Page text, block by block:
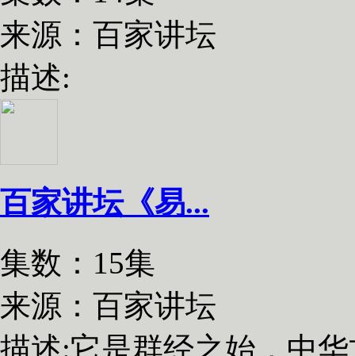
来源：百家讲坛
描述:
百家讲坛《易...
集数：15集
来源：百家讲坛
描述:它是群经之始，中